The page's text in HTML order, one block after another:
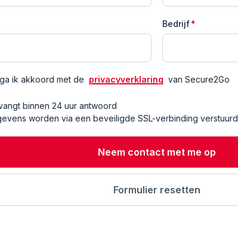
Bedrijf*
ik akkoord met de privacyverklaring van Secure2Go
binnen 24 uur antwoord
worden via een beveiligde SSL-verbinding verstuurd